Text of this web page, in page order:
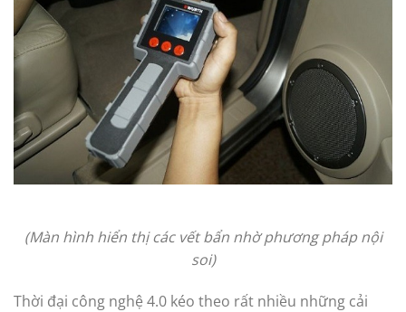
(Màn hình hiển thị các vết bẩn nhờ phương pháp nội
soi)
Thời đại công nghệ 4.0 kéo theo rất nhiều những cải